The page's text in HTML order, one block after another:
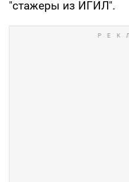
"стажеры из ИГИЛ".